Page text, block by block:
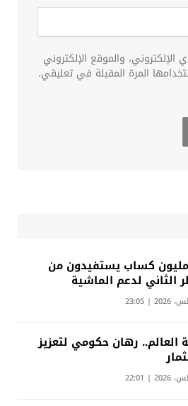
والموقع الإلكتروني
المرة المقبلة في تعليقي.
1.02 مليون كساب يستفيدون من
الثاني لدعم الماشية
العالم.. رهان حكومي لتعزيز